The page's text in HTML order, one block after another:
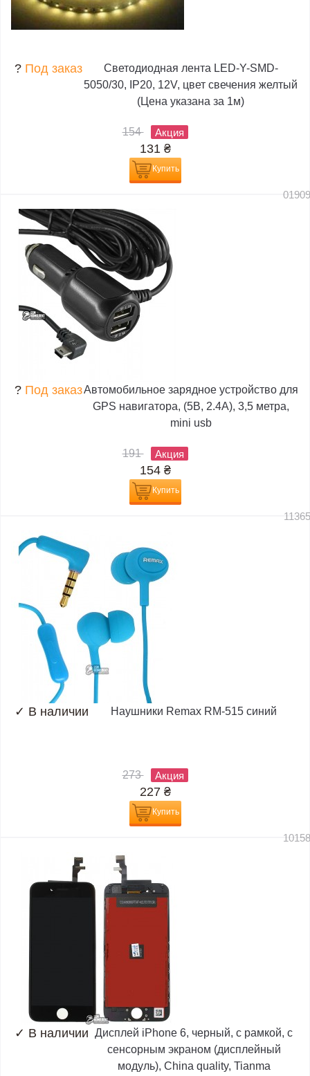
? Под заказ
Светодиодная лента LED-Y-SMD-
5050/30, IP20, 12V, цвет свечения желтый
(Цена указана за 1м)
154 Акция
131 ₴
Купить
? Под заказАвтомобильное зарядное устройство для
GPS навигатора, (5В, 2.4А), 3,5 метра,
mini usb
191 Акция
154 ₴
Купить
✓ В наличии Наушники Remax RM-515 синий
273 Акция
227 ₴
Купить
✓ В наличии Дисплей iPhone 6, черный, с рамкой, с
сенсорным экраном (дисплейный
модуль), China quality, Tianma